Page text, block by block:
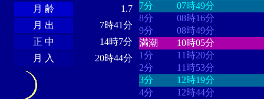
月 齢
1.7
月 出
7時41分
正 中
14時7分
月 入
20時44分
7分
07時49分
8分
08時16分
9分
08時49分
満潮
10時05分
1分
11時20分
2分
11時53分
3分
12時19分
4分
12時44分